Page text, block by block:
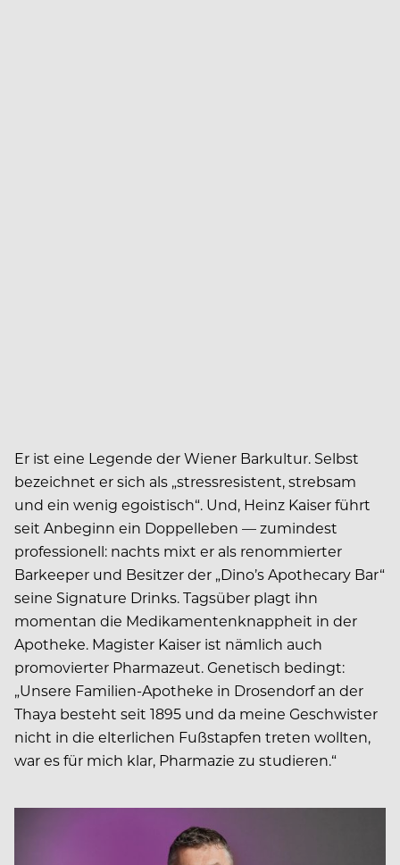
Er ist eine Legende der Wiener Barkultur. Selbst
bezeichnet er sich als „stressresistent, strebsam
und ein wenig egoistisch“. Und, Heinz Kaiser führt
seit Anbeginn ein Doppelleben — zumindest
professionell: nachts mixt er als renommierter
Barkeeper und Besitzer der „Dino’s Apothecary Bar“
seine Signature Drinks. Tagsüber plagt ihn
momentan die Medikamentenknappheit in der
Apotheke. Magister Kaiser ist nämlich auch
promovierter Pharmazeut. Genetisch bedingt:
„Unsere Familien-Apotheke in Drosendorf an der
Thaya besteht seit 1895 und da meine Geschwister
nicht in die elterlichen Fußstapfen treten wollten,
war es für mich klar, Pharmazie zu studieren.“